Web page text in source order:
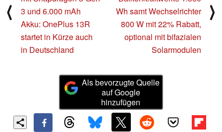
⟨
3 und 6.000 mAh
Akku: OnePlus 13R
startet in Kürze auch
in Deutschland
Wh samt Wechselrichter
800 W mit 22% Rabatt,
optional mit bifazialen
Solarmodulen
⟩
Als bevorzugte Quelle
auf Google
hinzufügen